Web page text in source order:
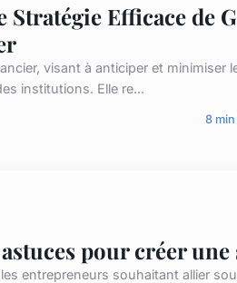
Efficace de
visant à anticiper et minimiser
institutions. Elle re...
8
pour créer une
entrepreneurs souhaitant allier